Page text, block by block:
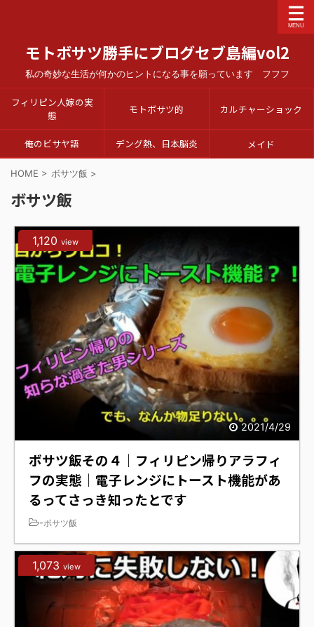
モトボサツ勝手にブログセブ島編vol2
私の奇妙な生活が何かのヒントになる事を願っています フフフ
フィリピン人嫁の実
態
モトボサツ的 カルチャーショック
俺のビサヤ語 デング熱、日本脳炎 メイド
HOME > ボサツ飯 >
ボサツ飯
2021/4/29
1,120 view
ボサツ飯その４｜フィリピン帰りアラフィ
フの実態｜電子レンジにトースト機能があ
るってさっき知ったとです
-ボサツ飯
1,073 view